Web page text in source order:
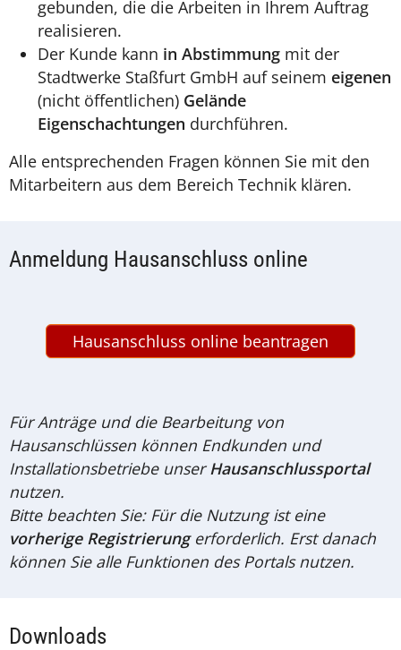
gebunden, die die Arbeiten in Ihrem Auftrag
realisieren.
Der Kunde kann in Abstimmung mit der
Stadtwerke Staßfurt GmbH auf seinem eigenen
(nicht öffentlichen) Gelände
Eigenschachtungen durchführen.
Alle entsprechenden Fragen können Sie mit den
Mitarbeitern aus dem Bereich Technik klären.
Anmeldung Hausanschluss online
Hausanschluss online beantragen
Für Anträge und die Bearbeitung von
Hausanschlüssen können Endkunden und
Installationsbetriebe unser Hausanschlussportal
nutzen.
Bitte beachten Sie: Für die Nutzung ist eine
vorherige Registrierungerforderlich. Erst danach
können Sie alle Funktionen des Portals nutzen.
Downloads